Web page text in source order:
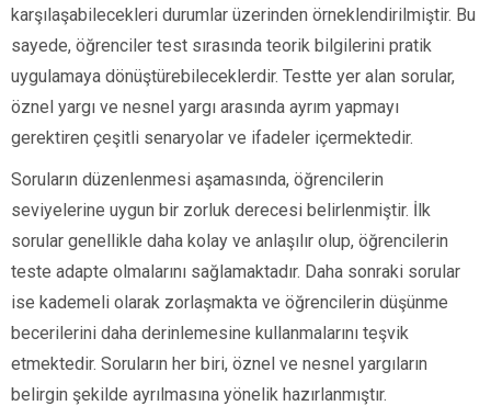
karşılaşabilecekleri durumlar üzerinden örneklendirilmiştir. Bu
sayede, öğrenciler test sırasında teorik bilgilerini pratik
uygulamaya dönüştürebileceklerdir. Testte yer alan sorular,
öznel yargı ve nesnel yargı arasında ayrım yapmayı
gerektiren çeşitli senaryolar ve ifadeler içermektedir.
Soruların düzenlenmesi aşamasında, öğrencilerin
seviyelerine uygun bir zorluk derecesi belirlenmiştir. İlk
sorular genellikle daha kolay ve anlaşılır olup, öğrencilerin
teste adapte olmalarını sağlamaktadır. Daha sonraki sorular
ise kademeli olarak zorlaşmakta ve öğrencilerin düşünme
becerilerini daha derinlemesine kullanmalarını teşvik
etmektedir. Soruların her biri, öznel ve nesnel yargıların
belirgin şekilde ayrılmasına yönelik hazırlanmıştır.